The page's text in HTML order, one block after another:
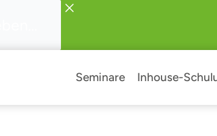
Seminare Inhouse-